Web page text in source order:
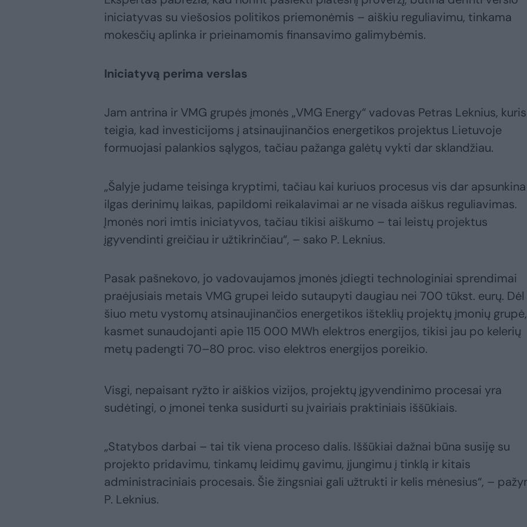
iniciatyvas su viešosios politikos priemonėmis – aiškiu reguliavimu, tinkama
mokesčių aplinka ir prieinamomis finansavimo galimybėmis.
Iniciatyvą perima verslas
Jam antrina ir VMG grupės įmonės „VMG Energy“ vadovas Petras Leknius, kuris
teigia, kad investicijoms į atsinaujinančios energetikos projektus Lietuvoje
formuojasi palankios sąlygos, tačiau pažanga galėtų vykti dar sklandžiau.
„Šalyje judame teisinga kryptimi, tačiau kai kuriuos procesus vis dar apsunkina
ilgas derinimų laikas, papildomi reikalavimai ar ne visada aiškus reguliavimas.
Įmonės nori imtis iniciatyvos, tačiau tikisi aiškumo – tai leistų projektus
įgyvendinti greičiau ir užtikrinčiau“, – sako P. Leknius.
Pasak pašnekovo, jo vadovaujamos įmonės įdiegti technologiniai sprendimai
praėjusiais metais VMG grupei leido sutaupyti daugiau nei 700 tūkst. eurų. Dėl
šiuo metu vystomų atsinaujinančios energetikos išteklių projektų įmonių grupė,
kasmet sunaudojanti apie 115 000 MWh elektros energijos, tikisi jau po kelerių
metų padengti 70–80 proc. viso elektros energijos poreikio.
Visgi, nepaisant ryžto ir aiškios vizijos, projektų įgyvendinimo procesai yra
sudėtingi, o įmonei tenka susidurti su įvairiais praktiniais iššūkiais.
„Statybos darbai – tai tik viena proceso dalis. Iššūkiai dažnai būna susiję su
projekto pridavimu, tinkamų leidimų gavimu, įjungimu į tinklą ir kitais
administraciniais procesais. Šie žingsniai gali užtrukti ir kelis mėnesius“, –
P. Leknius.